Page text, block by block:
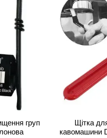
груп
Щітка
кавомашини